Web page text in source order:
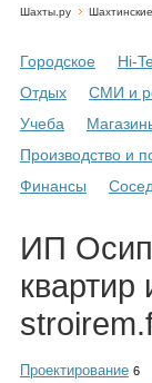
Шахты.ру
Городское Hi-
Отдых
СМИ и
Учеба
Производство и
Финансы
ИП
Проектирование 6